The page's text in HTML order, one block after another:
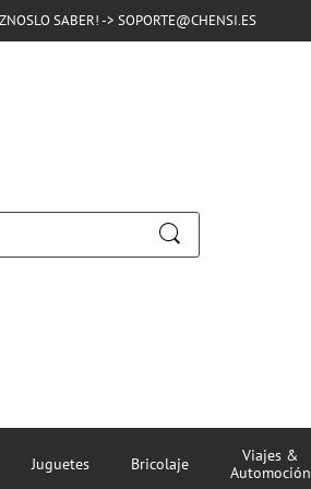
SABER! -> SOPORTE@CHENSI.ES
Juguetes Bricolaje
Viajes &
Automoción